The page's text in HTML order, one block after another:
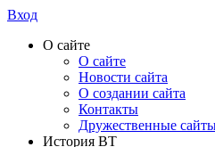
Вход
О сайте
О сайте
Новости сайта
О создании сайта
Контакты
Дружественные
История ВТ